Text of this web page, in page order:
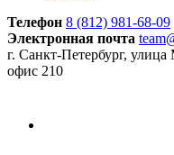
Телефон 8 (812) 981-68-09
Электронная почта
г. Санкт-Петербург,
офис 210